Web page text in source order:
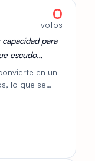
0
votos
para
escudo
en un
lo que se
mejorar la